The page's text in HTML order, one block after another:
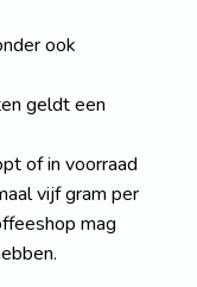
ook
geldt een
of in voorraad
vijf gram per
mag